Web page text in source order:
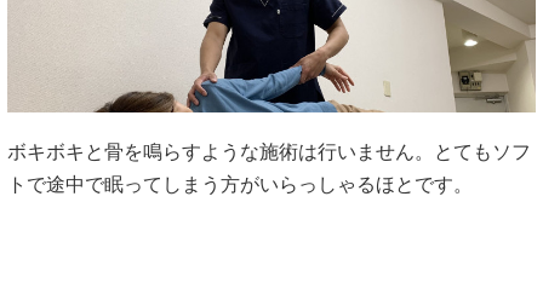
ボキボキと骨を鳴らすような施術は行いません。とてもソフ
トで途中で眠ってしまう方がいらっしゃるほとです。